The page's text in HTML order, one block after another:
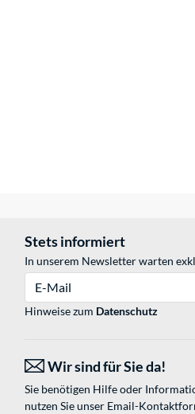
Stets informiert
In unserem Newsletter warten
Hinweise zum Datenschutz
Wir sind für Sie da!
Sie benötigen Hilfe oder
nutzen Sie unser Email-